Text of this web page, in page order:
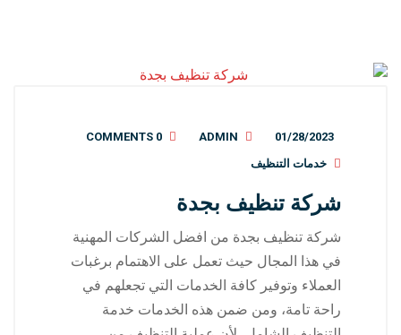
01/28/2023
ADMIN
0 COMMENTS
خدمات التنظيف
شركة تنظيف بجدة
شركة تنظيف بجدة من افضل الشركات المهنية
في هذا المجال حيث تعمل على الاهتمام برغبات
العملاء وتوفير كافة الخدمات التي تجعلهم في
راحة تامة، ومن ضمن هذه الخدمات خدمة